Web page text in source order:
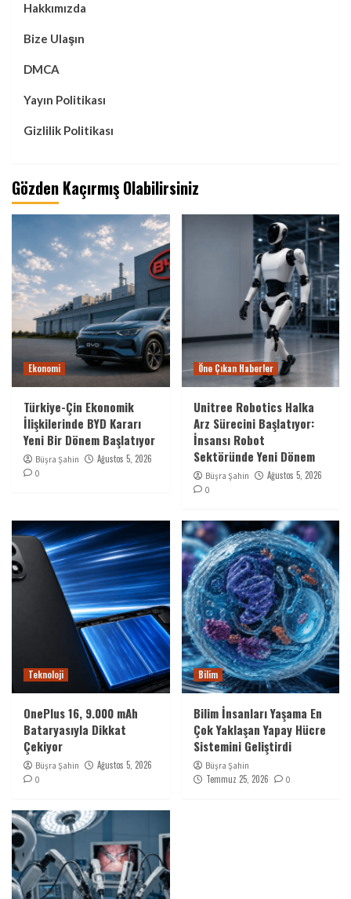
Hakkımızda
Bize Ulaşın
DMCA
Yayın Politikası
Gizlilik Politikası
Gözden Kaçırmış Olabilirsiniz
Ekonomi
Türkiye-Çin Ekonomik
İlişkilerinde BYD Kararı
Yeni Bir Dönem Başlatıyor
Büşra Şahin Ağustos 5, 2026
0
Öne Çıkan Haberler
Unitree Robotics Halka
Arz Sürecini Başlatıyor:
İnsansı Robot
Sektöründe Yeni Dönem
Büşra Şahin Ağustos 5, 2026
0
Teknoloji
OnePlus 16, 9.000 mAh
Bataryasıyla Dikkat
Çekiyor
Büşra Şahin Ağustos 5, 2026
0
Bilim
Bilim İnsanları Yaşama En
Çok Yaklaşan Yapay Hücre
Sistemini Geliştirdi
Büşra Şahin
Temmuz 25, 2026 0